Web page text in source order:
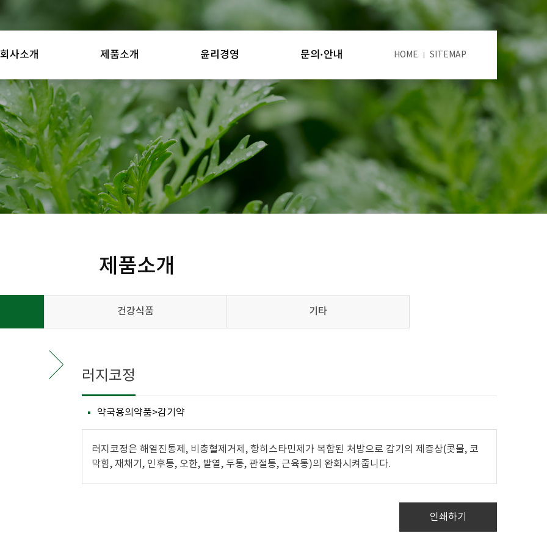
회사소개 제품소개 윤리경영 문의·안내 HOME SITEMAP
제품소개
건강식품 기타
러지코정
약국용의약품>감기약
러지코정은 해열진통제, 비충혈제거제, 항히스타민제가 복합된 처방으로 감기의 제증상(콧물, 코
막힘, 재채기, 인후통, 오한, 발열, 두통, 관절통, 근육통)의 완화​시켜줍니다.
인쇄하기